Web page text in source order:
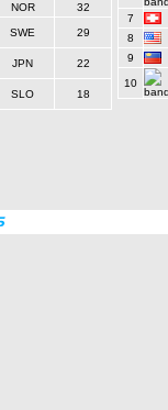
NOR 32
SWE 29
JPN 22
SLO 18
7
8
9
10